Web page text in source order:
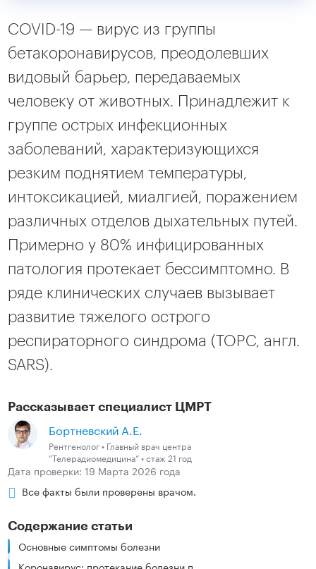
COVID-19 — вирус из группы
бетакоронавирусов, преодолевших
видовый барьер, передаваемых
человеку от животных. Принадлежит к
группе острых инфекционных
заболеваний, характеризующихся
резким поднятием температуры,
интоксикацией, миалгией, поражением
различных отделов дыхательных путей.
Примерно у 80% инфицированных
патология протекает бессимптомно. В
ряде клинических случаев вызывает
развитие тяжелого острого
респираторного синдрома (ТОРС, англ.
SARS).
Рассказывает специалист ЦМРТ
Бортневский А.Е.
Рентгенолог • Главный врач центра
“Телерадиомедицина” • стаж 21 год
Дата проверки: 19 Марта 2026 года
Все факты были проверены врачом.
Содержание статьи
Основные симптомы болезни